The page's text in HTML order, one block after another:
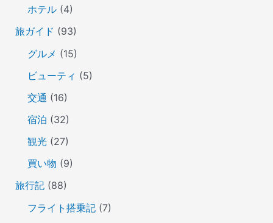
ホテル(4)
旅ガイド (93)
グルメ (15)
ビューティ (5)
交通 (16)
宿泊 (32)
観光(27)
買い物 (9)
旅行記(88)
フライト搭乗記(7)